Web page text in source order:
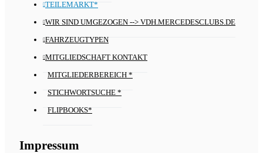
TEILEMARKT*
WIR SIND UMGEZOGEN --> VDH.MERCEDESCLUBS.DE
FAHRZEUGTYPEN
MITGLIEDSCHAFT KONTAKT
MITGLIEDERBEREICH *
STICHWORTSUCHE *
FLIPBOOKS*
Impressum